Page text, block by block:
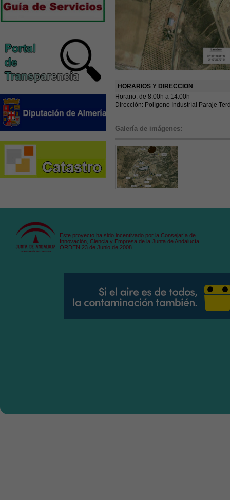
HORARIOS Y DIRECCION
Horario: de 8:00h a 14:00h
Dirección: Polígono Industríal Paraje
Galería de imágenes:
Este proyecto ha sido incentivado por la Consejaría de
Innovación, Ciencia y Empresa de la Junta de Andalucía
ORDEN 23 de Junio de 2008